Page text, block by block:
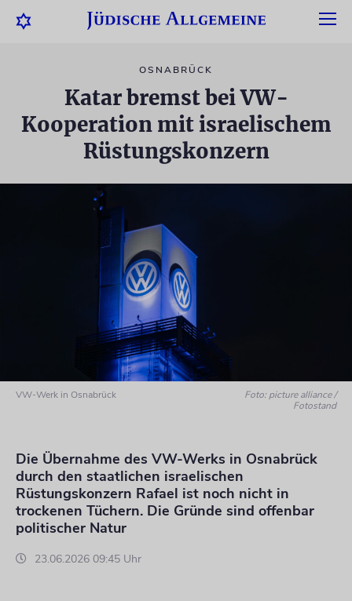
OSNABRÜCK
Katar bremst bei VW-
Kooperation mit israelischem
Rüstungskonzern
VW-Werk in Osnabrück
Foto: picture alliance /
Fotostand
Die Übernahme des VW-Werks in Osnabrück
durch den staatlichen israelischen
Rüstungskonzern Rafael ist noch nicht in
trockenen Tüchern. Die Gründe sind offenbar
politischer Natur
23.06.2026 09:45 Uhr